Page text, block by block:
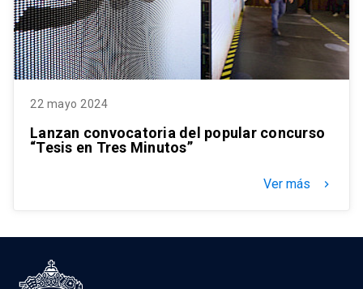
22 mayo 2024
Lanzan convocatoria del popular concurso
“Tesis en Tres Minutos”
Ver más keyboard_arrow_right